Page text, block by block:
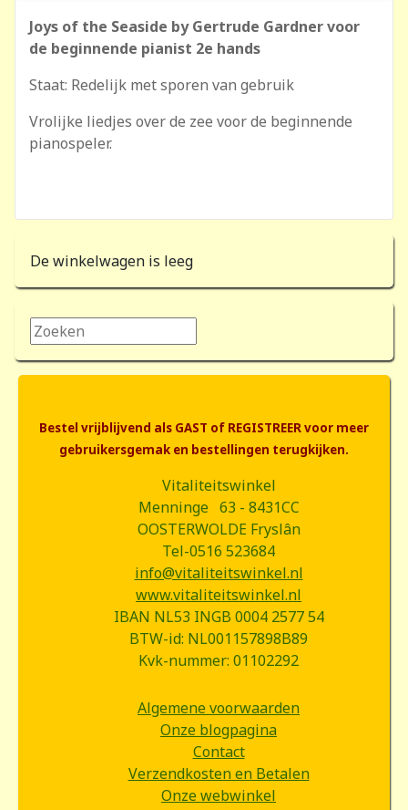
Joys of the Seaside by Gertrude Gardner voor
de beginnende pianist 2e hands
Staat: Redelijk met sporen van gebruik
Vrolijke liedjes over de zee voor de beginnende
pianospeler.
De winkelwagen is leeg
Zoeken...
Bestel vrijblijvend als GAST of REGISTREER voor meer
gebruikersgemak en bestellingen terugkijken.
Vitaliteitswinkel
Menninge 63 - 8431CC
OOSTERWOLDE Fryslân
Tel-0516 523684
info@vitaliteitswinkel.nl
www.vitaliteitswinkel.nl
IBAN NL53 INGB 0004 2577 54
BTW-id: NL001157898B89
Kvk-nummer: 01102292
Algemene voorwaarden
Onze blogpagina
Contact
Verzendkosten en Betalen
Onze webwinkel